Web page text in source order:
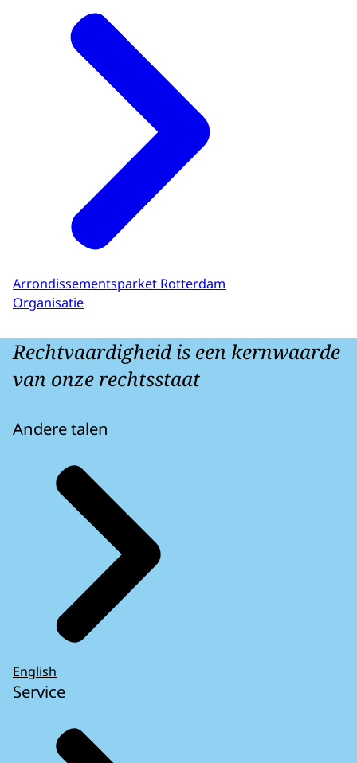
Arrondissementsparket Rotterdam
Organisatie
Rechtvaardigheid is een kernwaarde
van onze rechtsstaat
Andere talen
English
Service